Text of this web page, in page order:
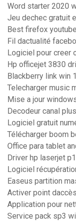
Word starter 2020
Jeu dechec gratuit
Best firefox
Fil dactualité
Logiciel pour creer
Hp officejet 3830
Blackberry link win
Telecharger music
Mise a jour
Decodeur canal
Logiciel gratuit
Télécharger boom
Office para tablet
Driver hp laserjet
Logiciel
Easeus partition
Activer point
Application pour
Service pack sp3